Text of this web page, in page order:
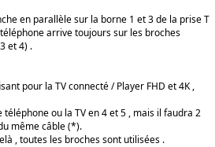
en parallèle sur la borne 1 et 3 de la prise T
arrive toujours sur les broches
et 4) .
pour la TV connecté / Player FHD et 4K ,
ou la TV en 4 et 5 , mais il faudra 2
même câble (*).
, toutes les broches sont utilisées .